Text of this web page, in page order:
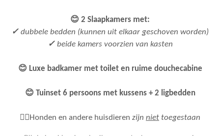
😊 2 Slaapkamers met:
✓ dubbele bedden (kunnen uit elkaar geschoven worden)
✓beide kamers voorzien van kasten
😊 Luxe badkamer met toilet en ruime douchecabine
😊 Tuinset 6 persoons met kussens + 2 ligbedden
🐕‍🦺Honden en andere huisdieren zijn niet toegestaan